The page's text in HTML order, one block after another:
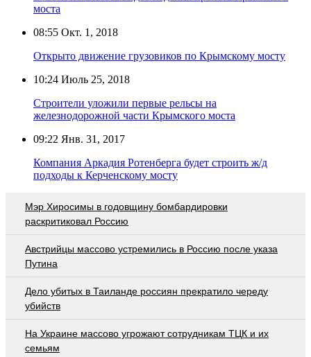
моста
08:55 Окт. 1, 2018
Открыто движение грузовиков по Крымскому мосту
10:24 Июль 25, 2018
Строители уложили первые рельсы на
железнодорожной части Крымского моста
09:22 Янв. 31, 2017
Компания Аркадия Ротенберга будет строить ж/д
подходы к Керченскому мосту
Мэр Хиросимы в годовщину бомбардировки
раскритиковал Россию
Австрийцы массово устремились в Россию после указа
Путина
Дело убитых в Таиланде россиян прекратило череду
убийств
На Украине массово угрожают сотрудникам ТЦК и их
семьям